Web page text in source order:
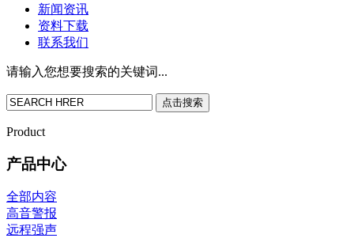
新闻资讯
资料下载
联系我们
请输入您想要搜索的关键词...
点击搜索
Product
产品中心
全部内容
高音警报
远程强声